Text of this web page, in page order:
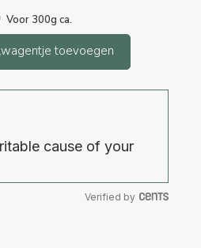
Voor 300g ca.
toevoegen
cause of your
Verified by